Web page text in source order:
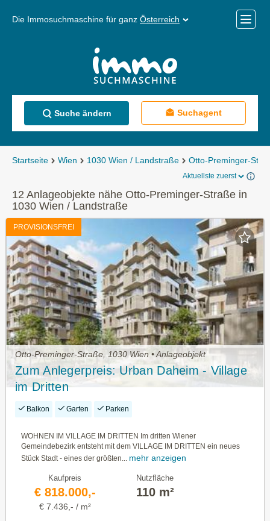
Die Immosuchmaschine für ganz Österreich
Menü
Suche ändern Suchagent
Startseite Wien 1030 Wien / Landstraße Otto-Preminger-
Aktuellste zuerst
12 Anlageobjekte nähe Otto-Preminger-Straße in
1030 Wien / Landstraße
PROVISIONSFREI
Otto-Preminger-Straße, 1030 Wien • Anlageobjekt
Zum Anlegerpreis: Urban Daheim - Village
im Dritten
Balkon Garten Parken
WOHNEN IM VILLAGE IM DRITTEN Im dritten Wiener
Gemeindebezirk entsteht mit dem VILLAGE IM DRITTEN ein neues
Stück Stadt - eines der größten...
mehr anzeigen
Kaufpreis
€ 818.000,-
€ 7.436,- / m²
Nutzfläche
110 m²